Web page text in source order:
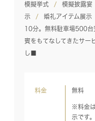
模擬挙式 模擬披露宴
示
婚礼アイテム展示
10分。無料駐車場500台
賓をもてなしてきたサー
し■
料金 無料
※料金
示です。